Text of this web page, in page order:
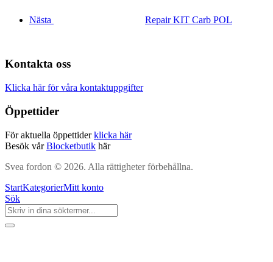
Nästa Repair KIT Carb POL
Kontakta oss
Klicka här för våra kontaktuppgifter
Öppettider
För aktuella öppettiderklicka här
Besök vårBlocketbutik här
Svea fordon © 2026. Alla rättigheter förbehållna.
StartKategorierMitt konto
Sök